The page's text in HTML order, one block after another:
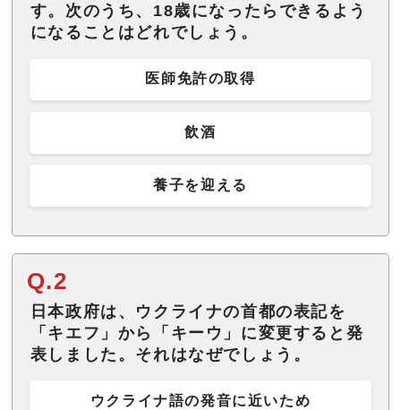
す。次のうち、18歳になったらできるよう
になることはどれでしょう。
医師免許の取得
飲酒
養子を迎える
Q.2
日本政府は、ウクライナの首都の表記を
「キエフ」から「キーウ」に変更すると発
表しました。それはなぜでしょう。
ウクライナ語の発音に近いため